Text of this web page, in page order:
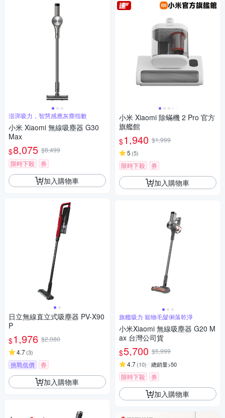
澎湃吸力，智慧感應灰塵指數
小米 Xiaomi 無線吸塵器 G30
Max
$8,075 $8,499
限時下殺
券
加入購物車
日立無線直立式吸塵器 PV-X90
P
$1,976 $2,080
4.7(3)
挑戰低價 券
加入購物車
小米 Xiaomi 除蟎機 2 Pro 官方
旗艦館
$1,940 $1,999
5 (5)
限時下殺 券
加入購物車
旗艦吸力 寵物毛髮俐落乾淨
小米Xiaomi 無線吸塵器 G20 M
ax 台灣公司貨
$5,700 $5,999
4.7(10) 總銷量>50
限時下殺 券
加入購物車